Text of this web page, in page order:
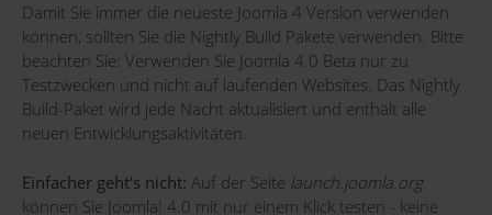
Damit Sie immer die neueste Joomla 4 Version verwenden
können, sollten Sie die Nightly Build Pakete verwenden. Bitte
beachten Sie: Verwenden Sie Joomla 4.0 Beta nur zu
Testzwecken und nicht auf laufenden Websites. Das Nightly
Build-Paket wird jede Nacht aktualisiert und enthält alle
neuen Entwicklungsaktivitäten.
Einfacher geht's nicht: Auf der Seite launch.joomla.org
können Sie Joomla! 4.0 mit nur einem Klick testen - keine